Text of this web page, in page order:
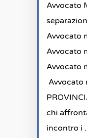
Avvocato
Avvocato
Avvocato
Avvocato
Avvocato
chi
incontro i